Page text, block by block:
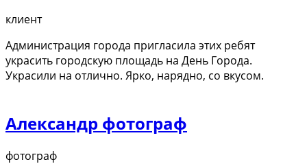
клиент
Администрация города пригласила этих ребят
украсить городскую площадь на День Города.
Украсили на отлично. Ярко, нарядно, со вкусом.
Александр фотограф
фотограф